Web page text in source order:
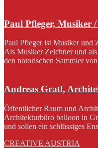
Paul Pfleger, Musiker /
Paul Pfleger ist Musiker und
Als Musiker Zeichner und
den notorischen Sammler
Andreas Gratl,
Öffentlicher Raum und
Architekturbüro balloon in
und sollen ein schlüssiges
CREATIVE AUSTRIA